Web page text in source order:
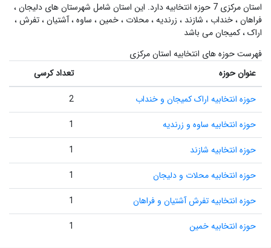
استان مرکزی 7 حوزه انتخابیه دارد. این استان شامل شهرستان های دلیجان،
فراهان،خنداب ، شازند ، زرندیه،محلات ،خمین، ساوه،آشتیان،تفرش،
اراک،کمیجانمی باشد
فهرست حوزه های انتخابیه استان مرکزی
عنوان حوزه
تعداد کرسی
حوزه انتخابیه اراک کمیجان و خنداب
2
حوزه انتخابیه ساوه و زرندیه
1
حوزه انتخابیه شازند
1
حوزه انتخابیه محلات و دلیجان
1
حوزه انتخابیه تفرش آشتیان و فراهان
1
حوزه انتخابیه خمین
1